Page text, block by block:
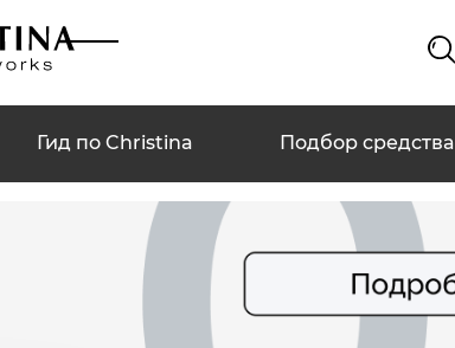
Гид по Christina Подбор средства